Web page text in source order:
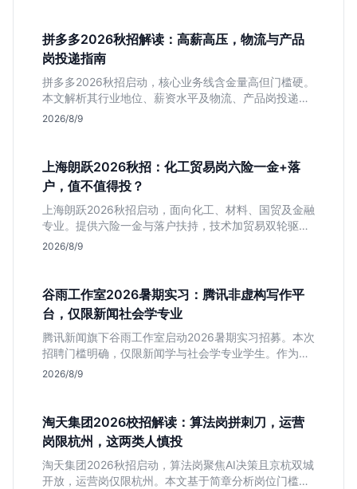
拼多多2026秋招解读：高薪高压，物流与产品
岗投递指南
拼多多2026秋招启动，核心业务线含金量高但门槛硬。
本文解析其行业地位、薪资水平及物流、产品岗投递策
略，助你判断是否适合这种高强度职业起步。
2026/8/9
上海朗跃2026秋招：化工贸易岗六险一金+落
户，值不值得投？
上海朗跃2026秋招启动，面向化工、材料、国贸及金融
专业。提供六险一金与落户扶持，技术加贸易双轮驱动
模式稳定性高。本文解读岗位需求与福利含金量，帮应
2026/8/9
谷雨工作室2026暑期实习：腾讯非虚构写作平
台，仅限新闻社会学专业
腾讯新闻旗下谷雨工作室启动2026暑期实习招募。本次
招聘门槛明确，仅限新闻学与社会学专业学生。作为深
耕非虚构写作的头部团队，该岗位提供独立发稿机会与
2026/8/9
淘天集团2026校招解读：算法岗拼刺刀，运营
岗限杭州，这两类人慎投
淘天集团2026秋招启动，算法岗聚焦AI决策且京杭双城
开放，运营岗仅限杭州。本文基于简章分析岗位门槛、